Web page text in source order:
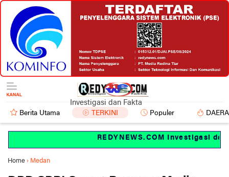
Investigasi dan Fakta
Berita Utama TERKINI Populer
REDYNEWS.COM Investigasi dan
Home › Medan